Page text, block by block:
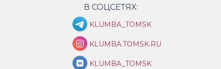
В СОЦСЕТЯХ:
KLUMBA_TOMSK
KLUMBA.TOMSK.RU
KLUMBA_TOMSK